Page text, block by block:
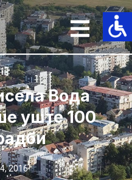
Вода
уште 100
2016